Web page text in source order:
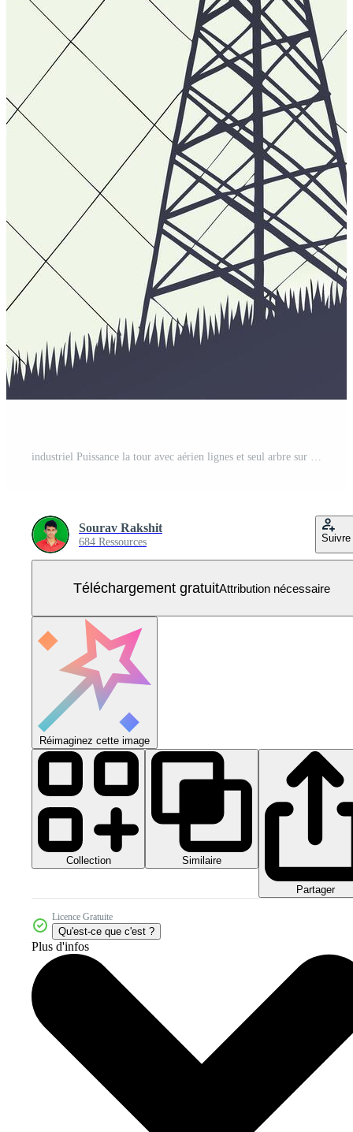
industriel Puissance la tour avec aérien lignes et seul arbre sur herbeux flanc de coteau graphique illustration style Vecteur Gratuit
Sourav Rakshit
684 Ressources Suivre
Téléchargement gratuitAttribution nécessaire
Réimaginez cette image
Collection Similaire
Partager
Licence Gratuite
Qu'est-ce que c'est ?
Plus d'infos